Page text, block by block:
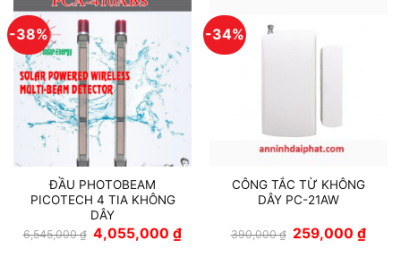
-38%
ĐẦU PHOTOBEAM
PICOTECH 4 TIA KHÔNG
DÂY
6,545,000₫ Giá
gốc
4,055,000₫Giá
-34%
CÔNG TẮC TỪ KHÔNG
DÂY PC-21AW
390,000₫ Giá
gốc
259,000₫Giá